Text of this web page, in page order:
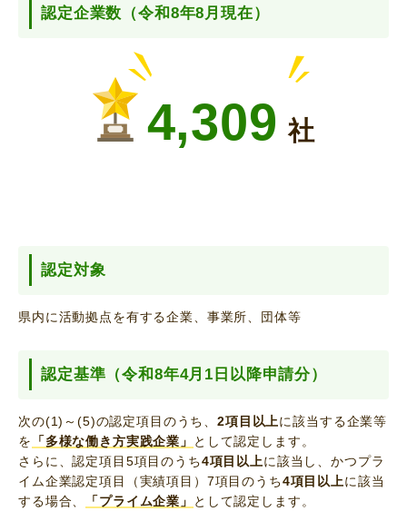
認定企業数（令和8年8月現在）
4,309 社
認定対象
県内に活動拠点を有する企業、事業所、団体等
認定基準（令和8年4月1日以降申請分）
次の(1)～(5)の認定項目のうち、2項目以上に該当する企業等
を
「多様な働き方実践企業」
として認定します。
さらに、認定項目5項目のうち4項目以上に該当し、かつプラ
イム企業認定項目（実績項目）7項目のうち4項目以上に該当
する場合、
「プライム企業」 として認定します。